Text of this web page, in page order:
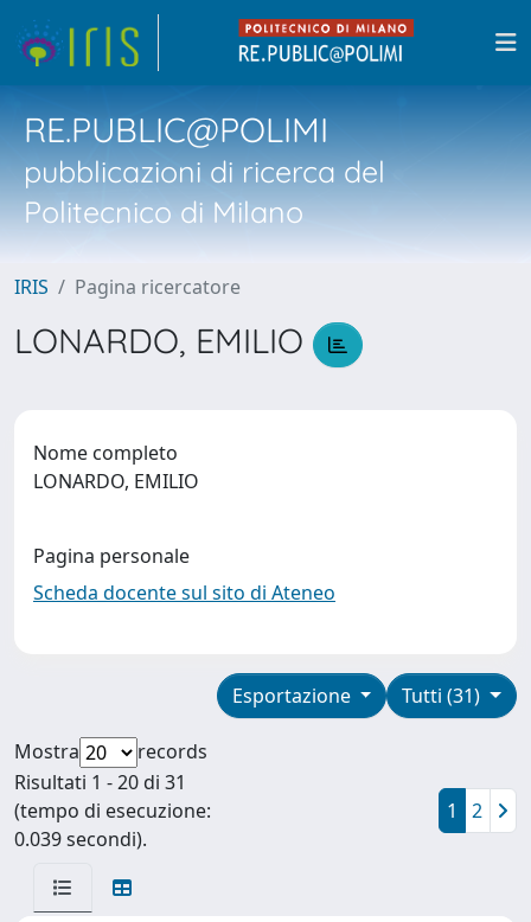
RE.PUBLIC@POLIMI
pubblicazioni di ricerca del
Politecnico di Milano
IRIS Pagina ricercatore
LONARDO, EMILIO
Nome completo
LONARDO, EMILIO
Pagina personale
Scheda docente sul sito di Ateneo
Tutti (31)
Esportazione
Mostra
records
Risultati 1 - 20 di 31
(tempo di esecuzione:
0.039 secondi).
1 2